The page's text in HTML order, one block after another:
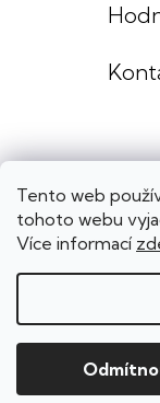
Tento web
tohoto webu
Více informací